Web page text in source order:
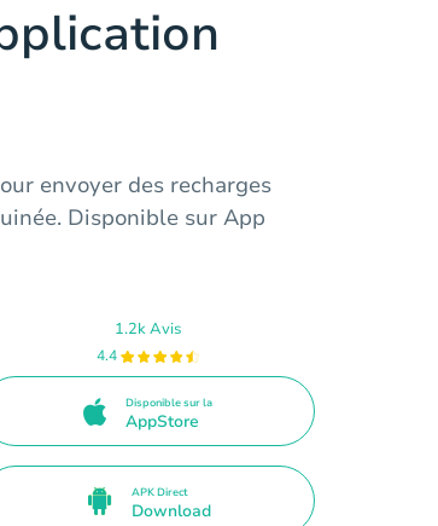
envoyer des recharges
Disponible sur App
1.2k Avis
4.4
Disponible sur la
AppStore
APK Direct
Download